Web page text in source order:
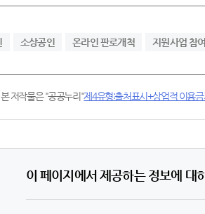
소상공인 온라인 판로개척 지원사업 참여
본 저작물은 "공공누리"제4유형:출처표시+상업적 이용
이 페이지에서 제공하는 정보에 대